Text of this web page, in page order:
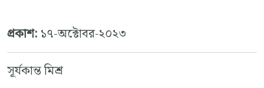
প্রকাশ: ১৭-অক্টোবর-২০২৩
সূর্যকান্ত মিশ্র